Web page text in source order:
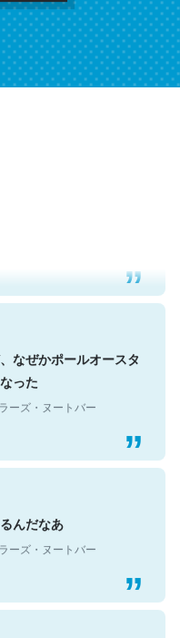
んだろうなと凄く思
お勧め。自分はこの流
Covid hit. Shit.
ーズ・ヌートバー
った
んだなあ